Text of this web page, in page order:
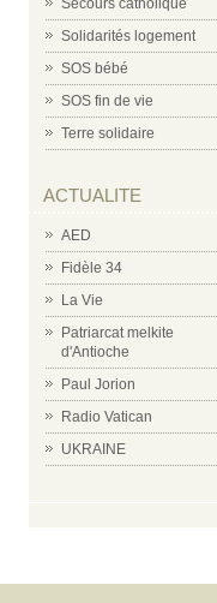
Secours catholique
Solidarités logement
SOS bébé
SOS fin de vie
Terre solidaire
ACTUALITE
AED
Fidèle 34
La Vie
Patriarcat melkite
d'Antioche
Paul Jorion
Radio Vatican
UKRAINE